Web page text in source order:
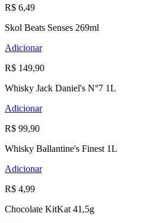
R$ 6,49
Skol Beats Senses 269ml
Adicionar
R$ 149,90
Whisky Jack Daniel's N°7 1L
Adicionar
R$ 99,90
Whisky Ballantine's Finest 1L
Adicionar
R$ 4,99
Chocolate KitKat 41,5g